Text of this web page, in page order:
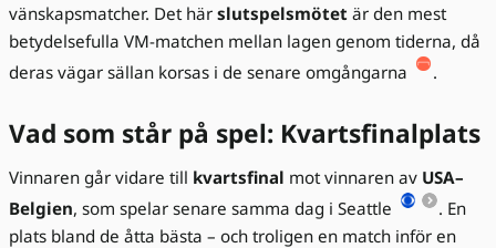
vänskapsmatcher. Det här slutspelsmötet är den mest
betydelsefulla VM-matchen mellan lagen genom tiderna, då
deras vägar sällan korsas i de senare omgångarna
.
Vad som står på spel: Kvartsfinalplats
Vinnaren går vidare till kvartsfinal mot vinnaren av USA–
Belgien, som spelar senare samma dag i Seattle
. En
plats bland de åtta bästa – och troligen en match inför en